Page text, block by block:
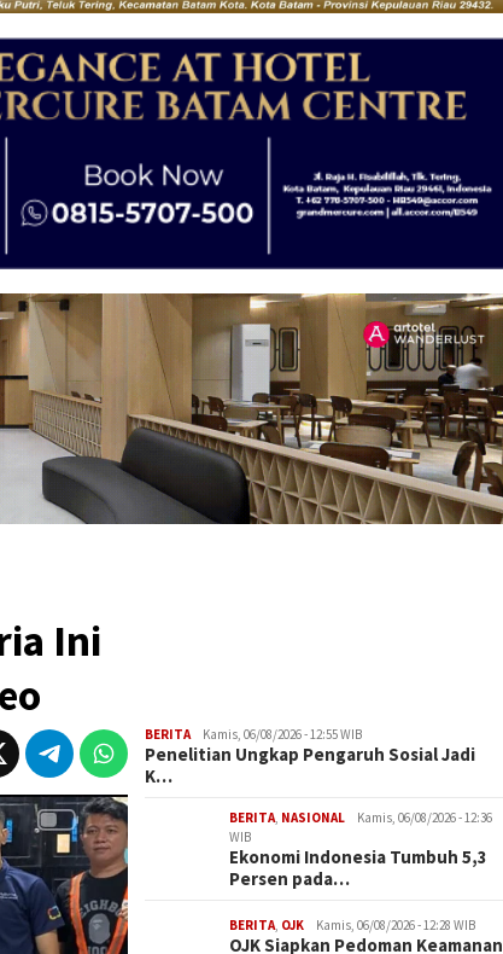
Ini
BERITA Kamis, 06/08/2026 - 12:55 WIB
Penelitian Ungkap Pengaruh Sosial Jadi
K…
BERITA, NASIONAL
Kamis, 06/08/2026 - 12:36
WIB
Ekonomi Indonesia Tumbuh 5,3
Persen pada…
BERITA, OJK Kamis, 06/08/2026 - 12:28 WIB
OJK Siapkan Pedoman Keamanan